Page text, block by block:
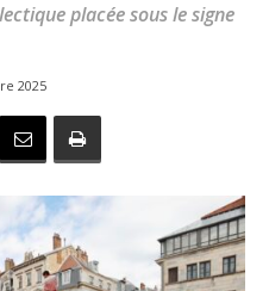
placée sous le signe
2025